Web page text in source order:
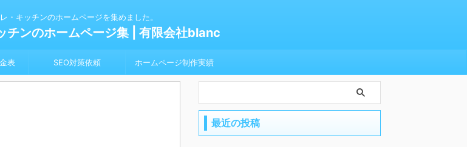
・キッチンのホームページを集めました。
チンのホームページ集 | 有限会社blanc
表 SEO対策依頼 ホームページ制作実績
最近の投稿